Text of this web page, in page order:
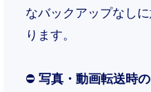
なバックアップなし
ります。
⛔写真・動画転送時